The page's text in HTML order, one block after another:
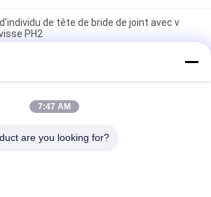
de tête de bride de joint avec v
PH2
perçage d'individu de 3 pouces visse
de renfoncement de Phillips sous la
sèche de perçage d'individu de bugle
7:47 AM
are you looking for?